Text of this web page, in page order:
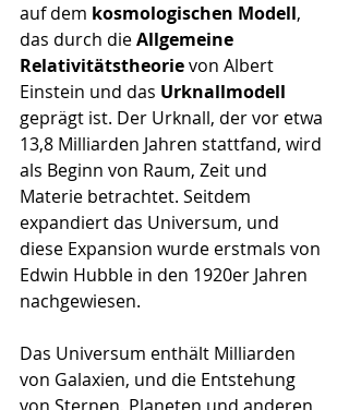
auf dem kosmologischen Modell,
das durch die Allgemeine
Relativitätstheorie von Albert
Einstein und das Urknallmodell
geprägt ist. Der Urknall, der vor etwa
13,8 Milliarden Jahren stattfand, wird
als Beginn von Raum, Zeit und
Materie betrachtet. Seitdem
expandiert das Universum, und
diese Expansion wurde erstmals von
Edwin Hubble in den 1920er Jahren
nachgewiesen.
Das Universum enthält Milliarden
von Galaxien, und die Entstehung